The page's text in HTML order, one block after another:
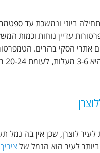
ביוני ונמשכת עד
עדיין נוחות וכמות
אתרי הסקי בהרים.
לעיר לוצרן, שכן אין בה נמל
לעיר הוא הנמל של ציריך